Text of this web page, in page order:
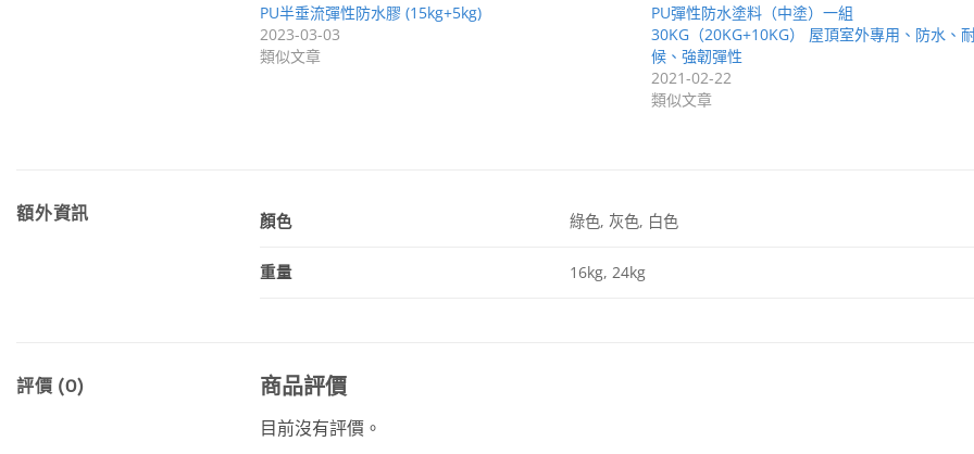
PU半垂流彈性防水膠 (15kg+5kg)
2023-03-03
類似文章
PU彈性防水塗料（中塗）一組
30KG（20KG+10KG） 屋頂室外專用、防水、
候、強韌彈性
2021-02-22
類似文章
額外資訊 顏色 綠色, 灰色, 白色
重量 16kg, 24kg
評價 (0) 商品評價
目前沒有評價。